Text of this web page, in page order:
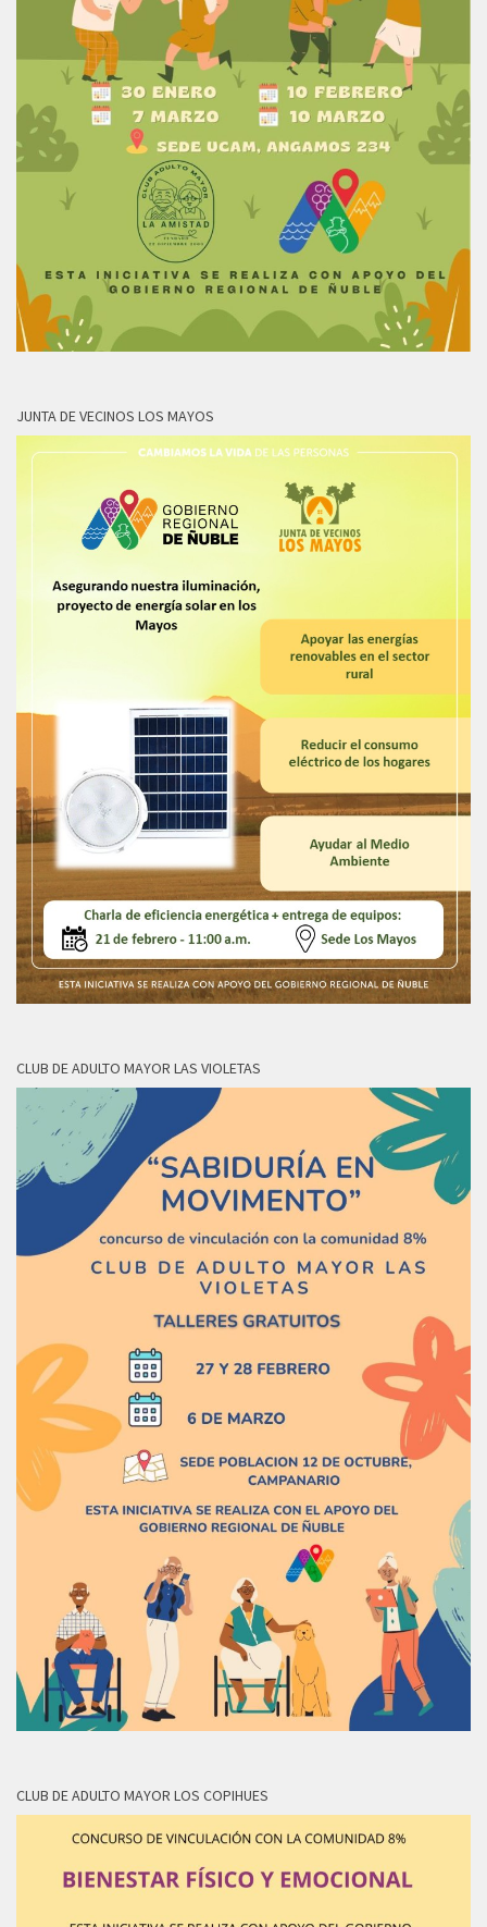
JUNTA DE VECINOS LOS MAYOS
CLUB DE ADULTO MAYOR LAS VIOLETAS
CLUB DE ADULTO MAYOR LOS COPIHUES